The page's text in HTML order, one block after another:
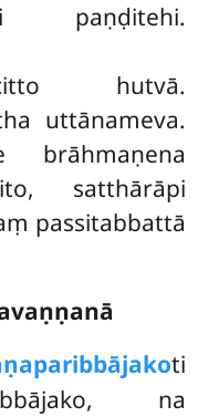
paṇḍitehi.
hutvā.
uttānameva.
satthārāpi
passitabbattā
ti
na